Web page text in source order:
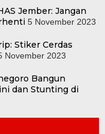
Jember: Jangan
5 November 2023
Stiker Cerdas
November 2023
Bangun
dan Stunting di